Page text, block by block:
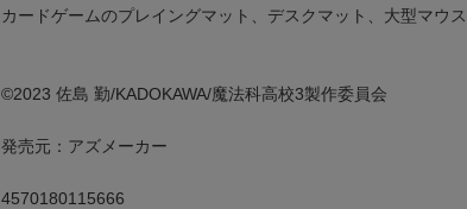
カードゲームのプレイングマット、デスクマット、大型マウ
©2023 佐島 勤/KADOKAWA/魔法科高校3製作委員会
発売元：アズメーカー
4570180115666